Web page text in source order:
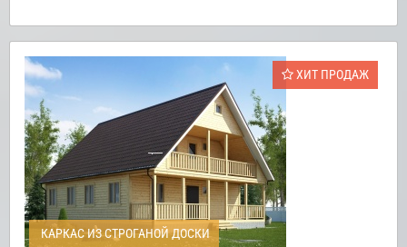
ХИТ ПРОДАЖ
КАРКАС ИЗ СТРОГАНОЙ ДОСКИ